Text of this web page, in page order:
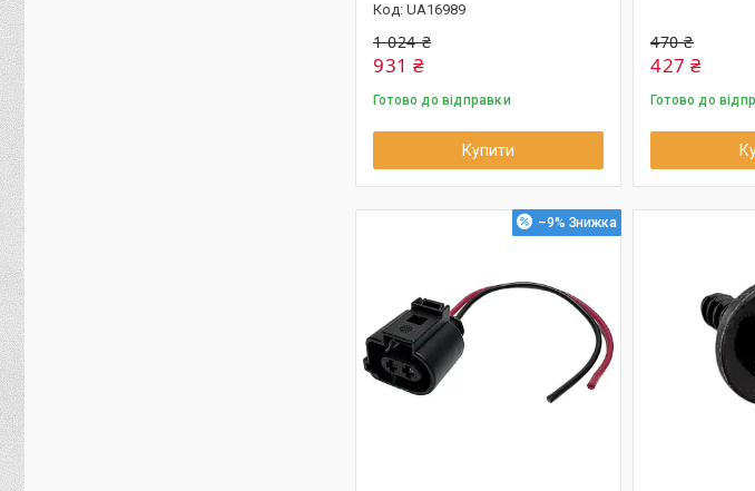
UA16989
1 024 ₴
931 ₴
Готово до відправки
Купити
470 ₴
427 ₴
Готово до
–9%